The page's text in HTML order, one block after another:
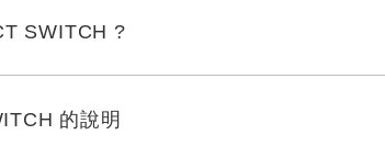
SWITCH ?
的說明